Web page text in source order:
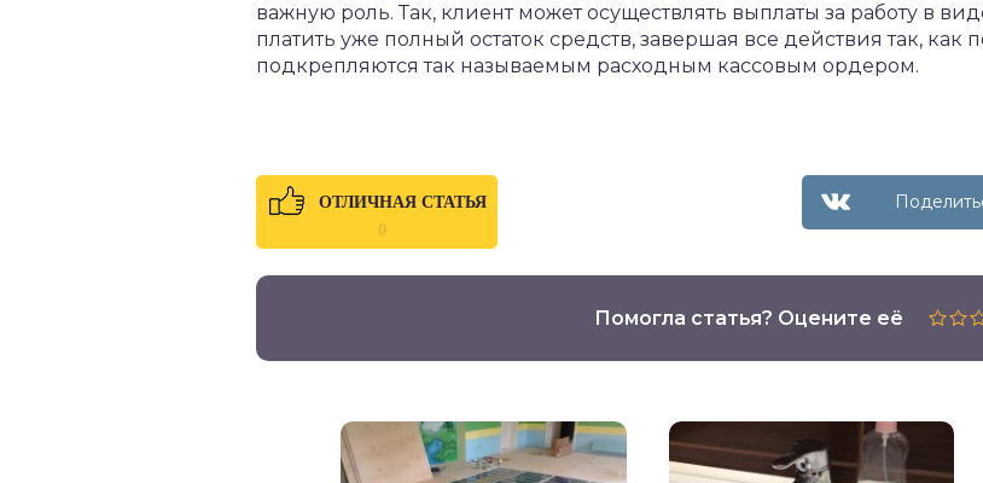
важную роль. Так, клиент может осуществлять выплаты за работу в
платить уже полный остаток средств, завершая все действия так, как
подкрепляются так называемым расходным кассовым ордером.
ОТЛИЧНАЯ СТАТЬЯ
0
Помогла статья? Оцените её